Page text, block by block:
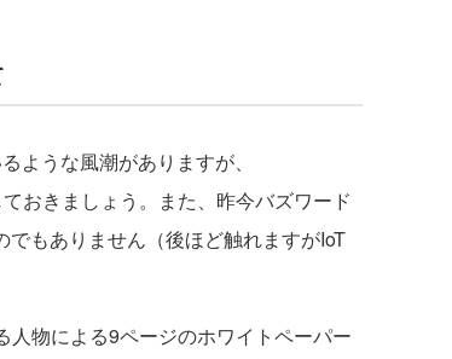
うな風潮がありますが、
おきましょう。また、昨今バズワード
もありません（後ほど触れますがIoT
物による9ページのホワイトペーパー